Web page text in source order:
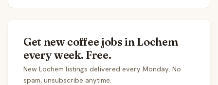
Get new coffee jobs in Lochem
every week. Free.
New Lochem listings delivered every Monday. No
spam, unsubscribe anytime.